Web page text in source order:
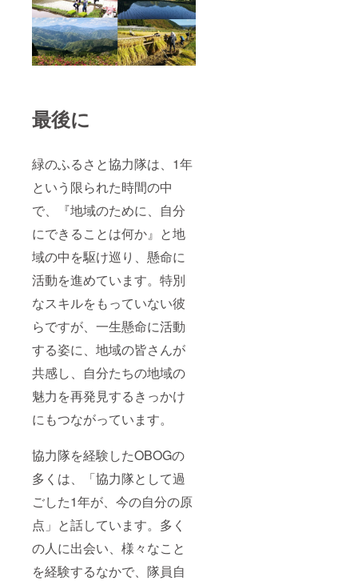
最後に
緑のふるさと協力隊は、1年
という限られた時間の中
で、『地域のために、自分
にできることは何か』と地
域の中を駆け巡り、懸命に
活動を進めています。特別
なスキルをもっていない彼
らですが、一生懸命に活動
する姿に、地域の皆さんが
共感し、自分たちの地域の
魅力を再発見するきっかけ
にもつながっています。
協力隊を経験したOBOGの
多くは、「協力隊として過
ごした1年が、今の自分の原
点」と話しています。多く
の人に出会い、様々なこと
を経験するなかで、隊員自